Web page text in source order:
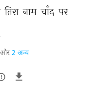
तिरा नाम चाँद पर
और 2 अन्य